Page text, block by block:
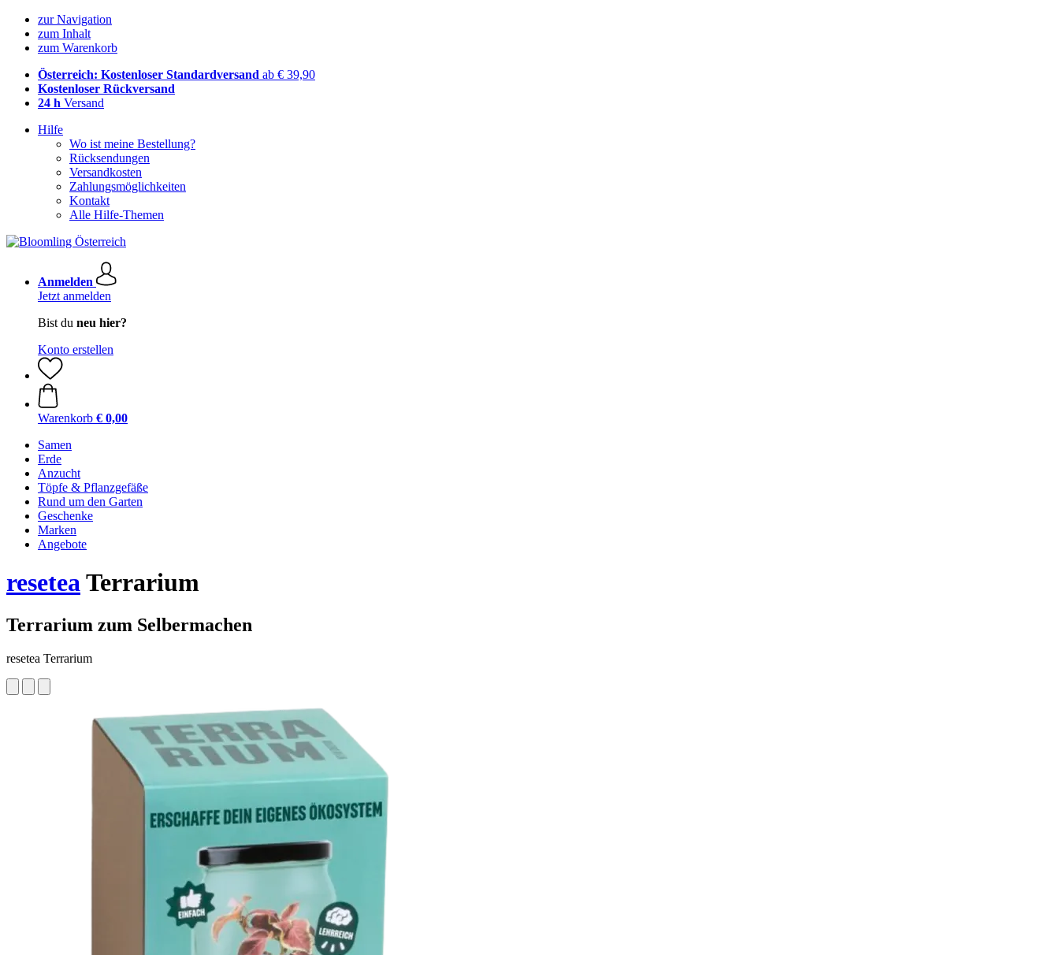
zur Navigation
zum Inhalt
zum Warenkorb
Österreich: Kostenloser Standardversand ab € 39,90
Kostenloser Rückversand
24 h Versand
Hilfe
Wo ist meine Bestellung?
Rücksendungen
Versandkosten
Zahlungsmöglichkeiten
Kontakt
Alle Hilfe-Themen
Anmelden
Jetzt anmelden
Bist du neu hier?
Konto erstellen
Warenkorb € 0,00
Samen
Erde
Anzucht
Töpfe & Pflanzgefäße
Rund um den Garten
Geschenke
Marken
Angebote
reseteaTerrarium
Terrarium zum Selbermachen
resetea Terrarium